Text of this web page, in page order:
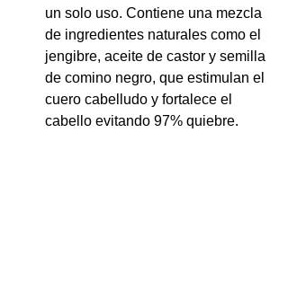
un solo uso. Contiene una mezcla
de ingredientes naturales como el
jengibre, aceite de castor y semilla
de comino negro, que estimulan el
cuero cabelludo y fortalece el
cabello evitando 97% quiebre.